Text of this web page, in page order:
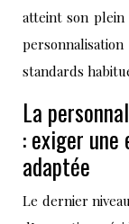
atteint son
standards
La
: exiger
adaptée
Le dernier